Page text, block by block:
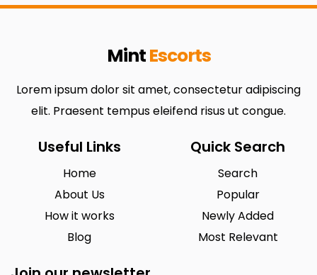
MintEscorts
Lorem ipsum dolor sit amet, consectetur adipiscing
elit. Praesent tempus eleifend risus ut congue.
Useful Links
Home
About Us
How it works
Blog
Quick Search
Search
Popular
Newly Added
Most Relevant